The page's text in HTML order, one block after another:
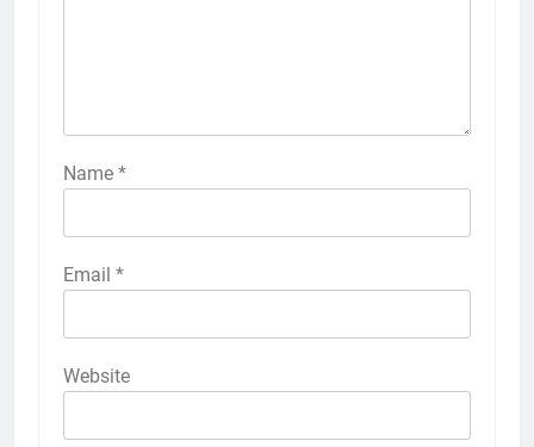
Name *
Email *
Website